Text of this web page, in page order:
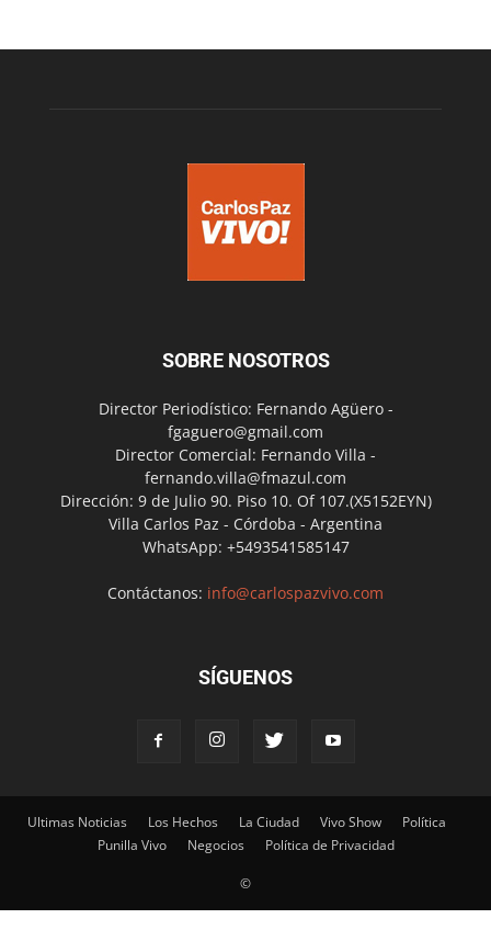
SOBRE NOSOTROS
Director Periodístico: Fernando Agüero -
fgaguero@gmail.com
Director Comercial: Fernando Villa -
fernando.villa@fmazul.com
Dirección: 9 de Julio 90. Piso 10. Of 107.(X5152EYN)
Villa Carlos Paz - Córdoba - Argentina
WhatsApp: +5493541585147
Contáctanos: info@carlospazvivo.com
SÍGUENOS
Ultimas Noticias Los Hechos La Ciudad Vivo Show
Política
Punilla Vivo
Negocios Política de Privacidad
©